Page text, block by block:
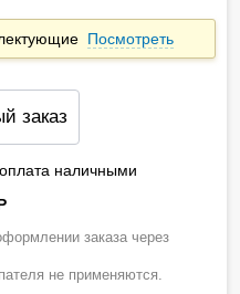
Посмотреть
заказ
наличными
заказа через
не применяются.